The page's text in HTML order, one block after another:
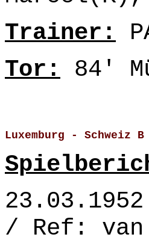
Trainer:
Tor: 84'
Luxemburg -
/ Ref: van